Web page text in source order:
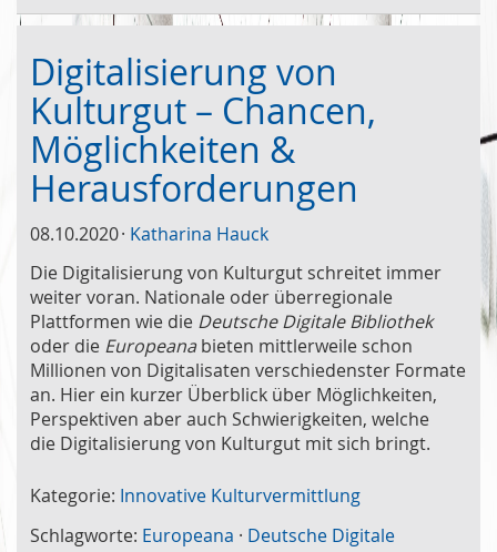
Digitalisierung von
Kulturgut – Chancen,
Möglichkeiten &
Herausforderungen
08.10.2020 Katharina Hauck
Die Digitalisierung von Kulturgut schreitet immer
weiter voran. Nationale oder überregionale
Plattformen wie die Deutsche Digitale Bibliothek
oder die Europeanabieten mittlerweile schon
Millionen von Digitalisaten verschiedenster Formate
an. Hier ein kurzer Überblick über Möglichkeiten,
Perspektiven aber auch Schwierigkeiten, welche
die Digitalisierung von Kulturgut mit sich bringt.
Kategorie: Innovative Kulturvermittlung
Schlagworte: Europeana · Deutsche Digitale